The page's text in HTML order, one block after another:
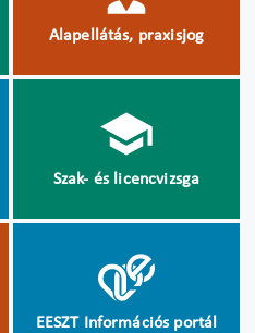
Alapellátás, praxisjog
Szak- és licencvizsga
EESZT Információs portál